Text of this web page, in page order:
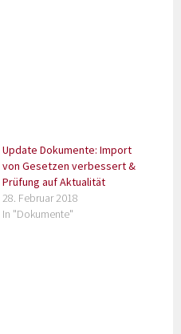
Update Dokumente: Import
von Gesetzen verbessert &
Prüfung auf Aktualität
28. Februar 2018
In "Dokumente"